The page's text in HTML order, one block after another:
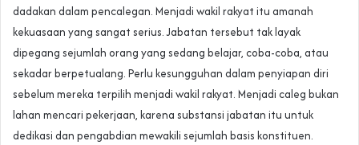
dadakan dalam pencalegan. Menjadi wakil rakyat itu amanah
kekuasaan yang sangat serius. Jabatan tersebut tak layak
dipegang sejumlah orang yang sedang belajar, coba-coba, atau
sekadar berpetualang. Perlu kesungguhan dalam penyiapan diri
sebelum mereka terpilih menjadi wakil rakyat. Menjadi caleg bukan
lahan mencari pekerjaan, karena substansi jabatan itu untuk
dedikasi dan pengabdian mewakili sejumlah basis konstituen.